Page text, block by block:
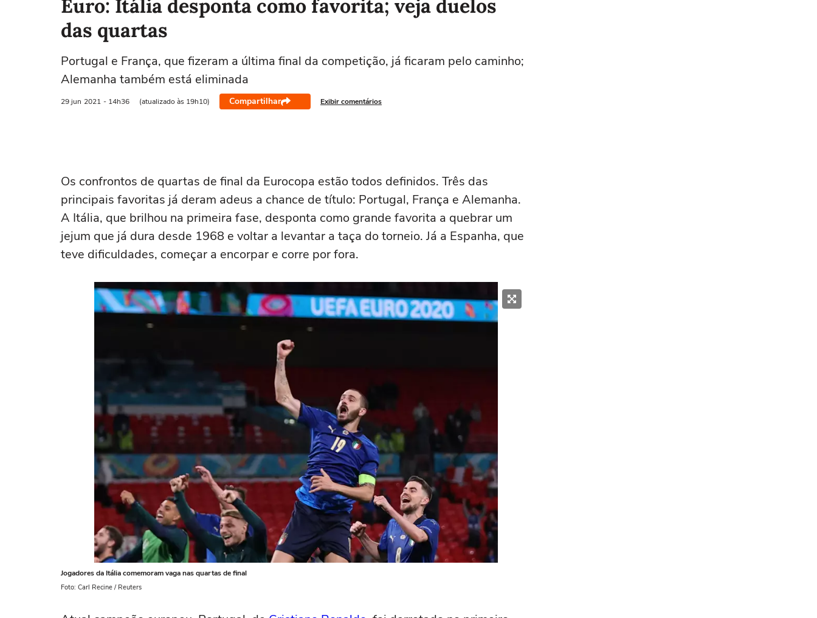
Euro: Itália desponta como favorita; veja duelos
das quartas
Portugal e França, que fizeram a última final da competição, já ficaram pelo caminho;
Alemanha também está eliminada
29 jun 2021 - 14h36 (atualizado às 19h10) Compartilhar Exibir comentários
Os confrontos de quartas de final da Eurocopa estão todos definidos. Três das
principais favoritas já deram adeus a chance de título: Portugal, França e Alemanha.
A Itália, que brilhou na primeira fase, desponta como grande favorita a quebrar um
jejum que já dura desde 1968 e voltar a levantar a taça do torneio. Já a Espanha, que
teve dificuldades, começar a encorpar e corre por fora.
Jogadores da Itália comemoram vaga nas quartas de final
Foto: Carl Recine / Reuters